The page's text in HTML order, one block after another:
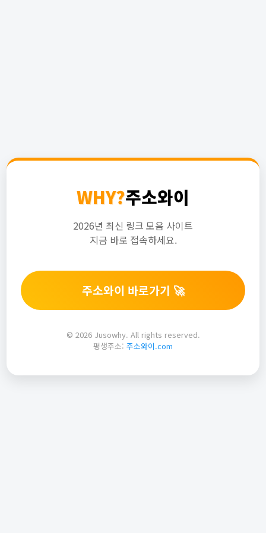
WHY?주소와이
2026년 최신 링크 모음 사이트
지금 바로 접속하세요.
주소와이 바로가기 🚀
© 2026 Jusowhy. All rights reserved.
평생주소: 주소와이.com